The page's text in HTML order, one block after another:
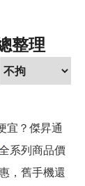
整理
宜？傑昇通
系列商品價
，舊手機還